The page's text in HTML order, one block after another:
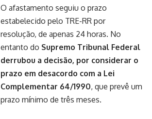
O afastamento seguiu o prazo
estabelecido pelo TRE-RR por
resolução, de apenas 24 horas. No
entanto do Supremo Tribunal Federal
derrubou a decisão, por considerar o
prazo em desacordo com a Lei
Complementar 64/1990, que prevê um
prazo mínimo de três meses.